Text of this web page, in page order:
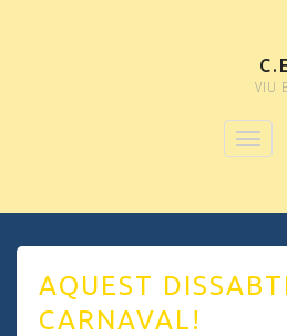
VIU
AQUEST
CARNAVAL!